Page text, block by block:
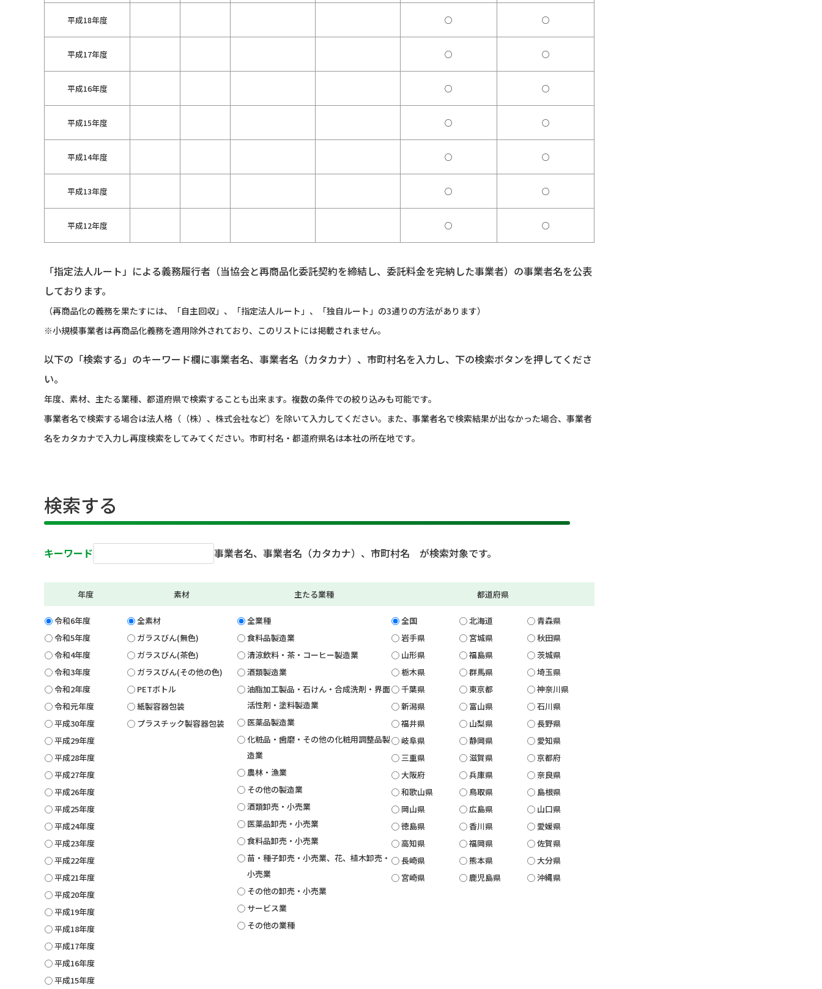
平成18年度 ○ ○
平成17年度 ○ ○
平成16年度 ○ ○
平成15年度 ○ ○
平成14年度 ○ ○
平成13年度 ○ ○
平成12年度 ○ ○
「指定法人ルート」による義務履行者（当協会と再商品化委託契約を締結し、委託料金を完納した事業者）の事業者名を公表
しております。
（再商品化の義務を果たすには、「自主回収」、「指定法人ルート」、「独自ルート」の3通りの方法があります）
※小規模事業者は再商品化義務を適用除外されており、このリストには掲載されません。
以下の「検索する」のキーワード欄に事業者名、事業者名（カタカナ）、市町村名を入力し、下の検索ボタンを押してくださ
い。
年度、素材、主たる業種、都道府県で検索することも出来ます。複数の条件での絞り込みも可能です。
事業者名で検索する場合は法人格（（株）、株式会社など）を除いて入力してください。また、事業者名で検索結果が出なかった場合、事業者
名をカタカナで入力し再度検索をしてみてください。市町村名・都道府県名は本社の所在地です。
検索する
キーワード 事業者名、事業者名（カタカナ）、市町村名 が検索対象です。
年度
令和6年度
令和5年度
令和4年度
令和3年度
令和2年度
令和元年度
平成30年度
平成29年度
平成28年度
平成27年度
平成26年度
平成25年度
平成24年度
平成23年度
平成22年度
平成21年度
平成20年度
平成19年度
平成18年度
平成17年度
平成16年度
平成15年度
素材
全素材
ガラスびん(無色)
ガラスびん(茶色)
ガラスびん(その他の色)
PETボトル
紙製容器包装
プラスチック製容器包装
主たる業種
全業種
食料品製造業
清涼飲料・茶・コーヒー製造業
酒類製造業
油脂加工製品・石けん・合成洗剤・界面
活性剤・塗料製造業
医薬品製造業
化粧品・歯磨・その他の化粧用調整品製
造業
農林・漁業
その他の製造業
酒類卸売・小売業
医薬品卸売・小売業
食料品卸売・小売業
苗・種子卸売・小売業、花、植木卸売・
小売業
その他の卸売・小売業
サービス業
その他の業種
都道府県
全国 北海道
青森県
岩手県
宮城県
秋田県
山形県
福島県
茨城県
栃木県
群馬県
埼玉県
千葉県
東京都
神奈川県
新潟県
富山県
石川県
福井県
山梨県
長野県
岐阜県
静岡県
愛知県
三重県
滋賀県
京都府
大阪府
兵庫県
奈良県
和歌山県
鳥取県
島根県
岡山県
広島県
山口県
徳島県
香川県
愛媛県
高知県
福岡県
佐賀県
長崎県
熊本県
大分県
宮崎県
鹿児島県 沖縄県